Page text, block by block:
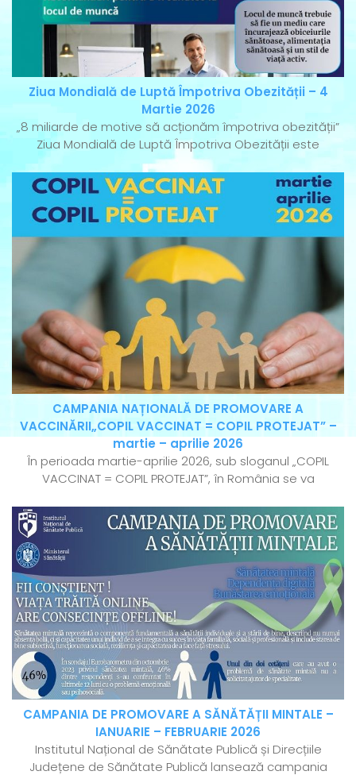
Ziua Mondială de Luptă Împotriva Obezității – 4
Martie 2026
„8 miliarde de motive să acționăm împotriva obezității”
Ziua Mondială de Luptă Împotriva Obezității este
CAMPANIA NAȚIONALĂ DE PROMOVARE A
VACCINĂRII„COPIL VACCINAT = COPIL PROTEJAT” –
martie – aprilie 2026
În perioada martie-aprilie 2026, sub sloganul „COPIL
VACCINAT = COPIL PROTEJAT”, în România se va
CAMPANIA DE PROMOVARE A SĂNĂTĂȚII MINTALE –
IANUARIE – FEBRUARIE 2026
Institutul Național de Sănătate Publică și Direcțiile
Județene de Sănătate Publică lansează campania